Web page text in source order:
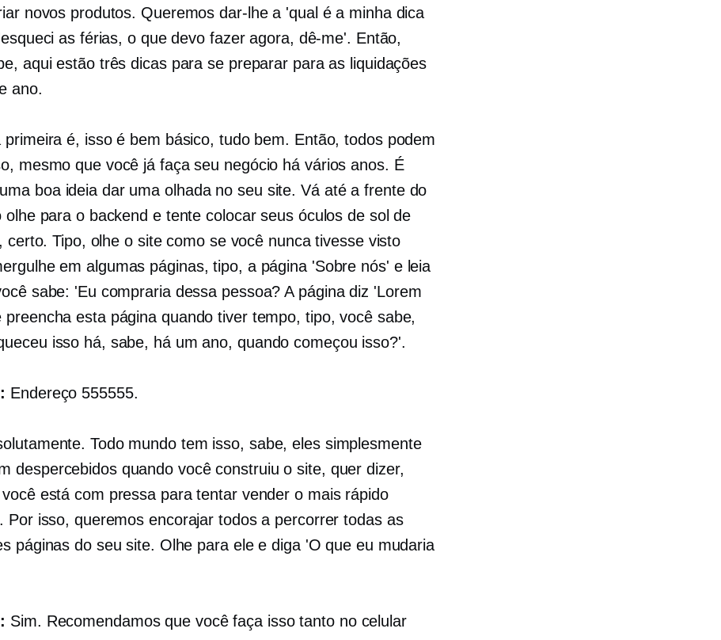
novos produtos. Queremos dar-lhe a 'qual é a minha dica
as férias, o que devo fazer agora, dê-me'. Então,
aqui estão três dicas para se preparar para as liquidações
ano.
primeira é, isso é bem básico, tudo bem. Então, todos podem
mesmo que você já faça seu negócio há vários anos. É
boa ideia dar uma olhada no seu site. Vá até a frente do
olhe para o backend e tente colocar seus óculos de sol de
certo. Tipo, olhe o site como se você nunca tivesse visto
em algumas páginas, tipo, a página 'Sobre nós' e leia
sabe: 'Eu compraria dessa pessoa? A página diz 'Lorem
preencha esta página quando tiver tempo, tipo, você sabe,
isso há, sabe, há um ano, quando começou isso?'.
Endereço 555555.
Todo mundo tem isso, sabe, eles simplesmente
despercebidos quando você construiu o site, quer dizer,
está com pressa para tentar vender o mais rápido
Por isso, queremos encorajar todos a percorrer todas as
páginas do seu site. Olhe para ele e diga 'O que eu mudaria
Sim. Recomendamos que você faça isso tanto no celular